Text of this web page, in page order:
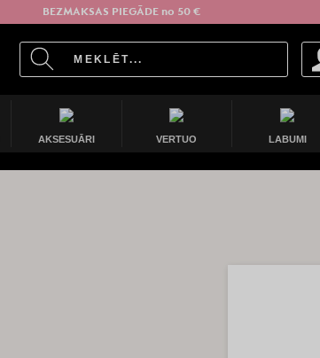
BEZMAKSAS PIEGĀDE no 50 €
AKSESUĀRI VERTUO LABUMI